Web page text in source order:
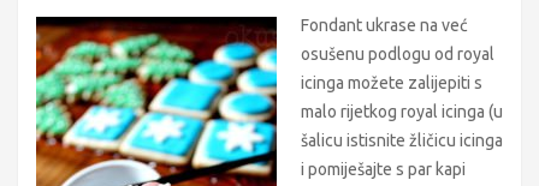
Fondant ukrase na već
osušenu podlogu od royal
icinga možete zalijepiti s
malo rijetkog royal icinga (u
šalicu istisnite žličicu icinga
i pomiješajte s par kapi